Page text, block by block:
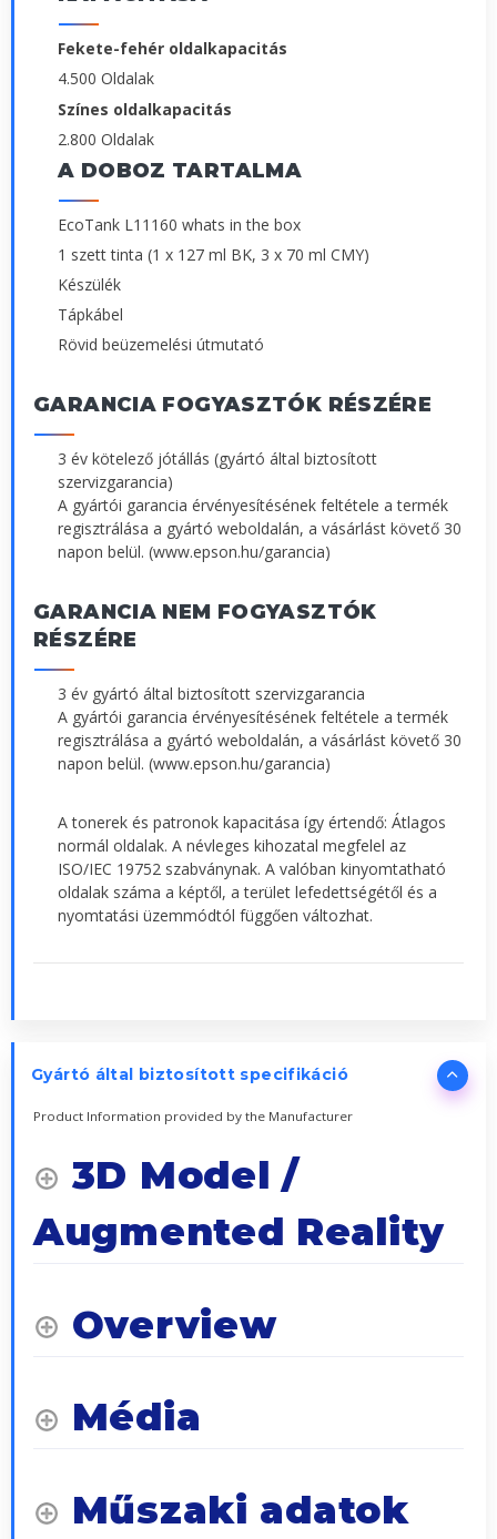
Fekete-fehér oldalkapacitás
4.500 Oldalak
Színes oldalkapacitás
2.800 Oldalak
A DOBOZ TARTALMA
EcoTank L11160 whats in the box
1 szett tinta (1 x 127 ml BK, 3 x 70 ml CMY)
Készülék
Tápkábel
Rövid beüzemelési útmutató
GARANCIA FOGYASZTÓK RÉSZÉRE
3 év kötelező jótállás (gyártó által biztosított
szervizgarancia)
A gyártói garancia érvényesítésének feltétele a termék
regisztrálása a gyártó weboldalán, a vásárlást követő 30
napon belül. (www.epson.hu/garancia)
GARANCIA NEM FOGYASZTÓK
RÉSZÉRE
3 év gyártó által biztosított szervizgarancia
A gyártói garancia érvényesítésének feltétele a termék
regisztrálása a gyártó weboldalán, a vásárlást követő 30
napon belül. (www.epson.hu/garancia)
A tonerek és patronok kapacitása így értendő: Átlagos
normál oldalak. A névleges kihozatal megfelel az
ISO/IEC 19752 szabványnak. A valóban kinyomtatható
oldalak száma a képtől, a terület lefedettségétől és a
nyomtatási üzemmódtól függően változhat.
Gyártó által biztosított specifikáció
Product Information provided by the Manufacturer
3D Model /
Augmented Reality
Overview
Média
Műszaki adatok